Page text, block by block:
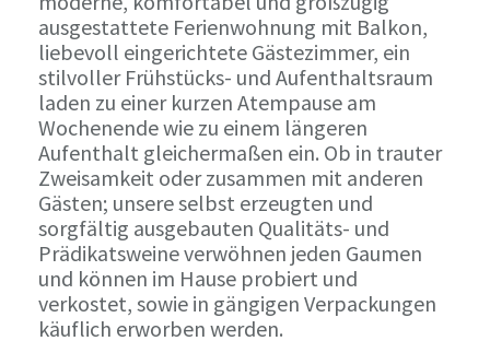
ausgestattete Ferienwohnung mit Balkon,
liebevoll eingerichtete Gästezimmer, ein
stilvoller Frühstücks- und Aufenthaltsraum
laden zu einer kurzen Atempause am
Wochenende wie zu einem längeren
Aufenthalt gleichermaßen ein. Ob in trauter
Zweisamkeit oder zusammen mit anderen
Gästen; unsere selbst erzeugten und
sorgfältig ausgebauten Qualitäts- und
Prädikatsweine verwöhnen jeden Gaumen
und können im Hause probiert und
verkostet, sowie in gängigen Verpackungen
käuflich erworben werden.